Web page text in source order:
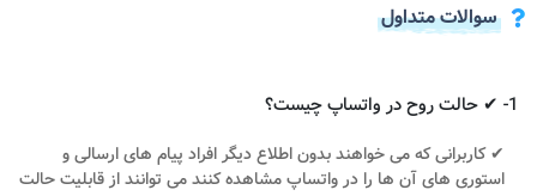
سوالات متداول
1- ✔ حالت روح در واتساپ چیست؟
✔ کاربرانی که می خواهند بدون اطلاع دیگر افراد پیام های ارسالی و
استوری های آن ها را در واتساپ مشاهده کنند می توانند از قابلیت حالت